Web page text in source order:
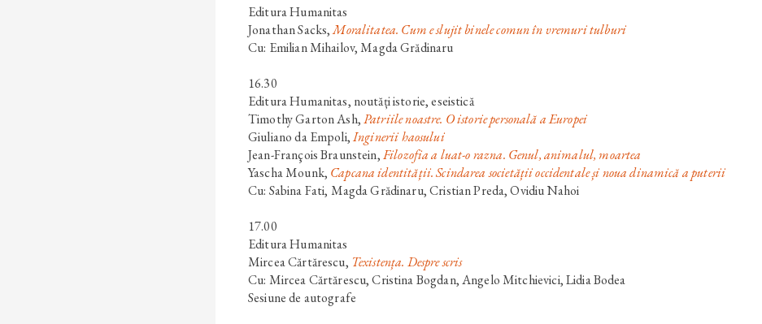
Editura Humanitas
Jonathan Sacks,Moralitatea. Cum e slujit binele comun în vremuri tulburi
Cu: Emilian Mihailov, Magda Grădinaru
16.30
Editura Humanitas, noutăți istorie, eseistică
Timothy Garton Ash,Patriile noastre. O istorie personală a Europei
Giuliano da Empoli,Inginerii haosului
Jean-François Braunstein,Filozofia a luat-o razna. Genul, animalul, moartea
Yascha Mounk, Capcana identității. Scindarea societății occidentale și noua dinamică a puterii
Cu: Sabina Fati, Magda Grădinaru, Cristian Preda, Ovidiu Nahoi
17.00
Editura Humanitas
Mircea Cărtărescu, Texistența. Despre scris
Cu: Mircea Cărtărescu, Cristina Bogdan, Angelo Mitchievici, Lidia Bodea
Sesiune de autografe